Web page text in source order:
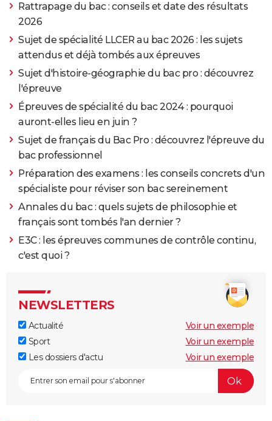
Rattrapage du bac : conseils et date des résultats
2026
Sujet de spécialité LLCER au bac 2026 : les sujets
attendus et déjà tombés aux épreuves
Sujet d'histoire-géographie du bac pro : découvrez
l'épreuve
Épreuves de spécialité du bac 2024 : pourquoi
auront-elles lieu en juin ?
Sujet de français du Bac Pro : découvrez l'épreuve du
bac professionnel
Préparation des examens : les conseils concrets d'un
spécialiste pour réviser son bac sereinement
Annales du bac : quels sujets de philosophie et
français sont tombés l'an dernier ?
E3C : les épreuves communes de contrôle continu,
c'est quoi ?
NEWSLETTERS
Actualité
Voir un exemple
Sport
Voir un exemple
Les dossiers d'actu
Voir un exemple